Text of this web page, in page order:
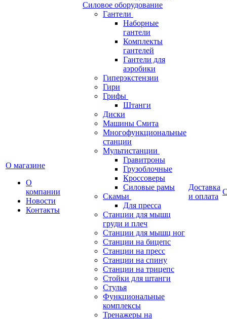
О магазине
О
компании
Новости
Контакты
Силовое оборудование
Гантели
Наборные
гантели
Комплекты
гантелей
Гантели для
аэробики
Гиперэкстензии
Гири
Грифы
Штанги
Диски
Машины Смита
Многофункциональные
станции
Мультистанции
Гравитроны
Грузоблочные
Кроссоверы
Силовые рамы
Скамьи
Для пресса
Станции для мышц
груди и плеч
Станции для мышц ног
Станции на бицепс
Станции на пресс
Станции на спину
Станции на трицепс
Стойки для штанги
Стулья
Функциональные
комплексы
Тренажеры на
Доставка
и оплата